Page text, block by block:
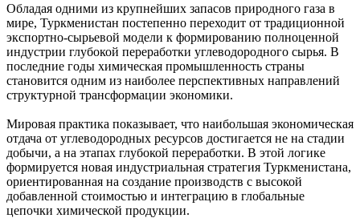
Обладая одними из крупнейших запасов природного газа в
мире, Туркменистан постепенно переходит от традиционной
экспортно-сырьевой модели к формированию полноценной
индустрии глубокой переработки углеводородного сырья. В
последние годы химическая промышленность страны
становится одним из наиболее перспективных направлений
структурной трансформации экономики.
Мировая практика показывает, что наибольшая экономическая
отдача от углеводородных ресурсов достигается не на стадии
добычи, а на этапах глубокой переработки. В этой логике
формируется новая индустриальная стратегия Туркменистана,
ориентированная на создание производств с высокой
добавленной стоимостью и интеграцию в глобальные
цепочки химической продукции.